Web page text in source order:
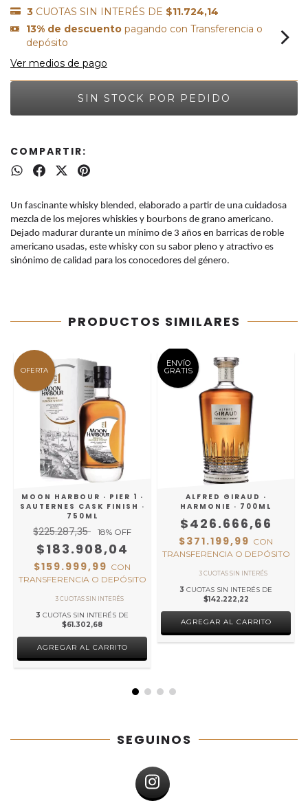
3 CUOTAS SIN INTERÉS DE $11.724,14
13% de descuento pagando con Transferencia o
depósito
Ver medios de pago
COMPARTIR:
Un fascinante whisky blended, elaborado a partir de una cuidadosa
mezcla de los mejores whiskies y bourbons de grano americano.
Dejado madurar durante un mínimo de 3 años en barricas de roble
americano usadas, este whisky con su sabor pleno y atractivo es
sinónimo de calidad para los conocedores del género.
PRODUCTOS SIMILARES
OFERTA
MOON HARBOUR · PIER 1 ·
SAUTERNES CASK FINISH ·
750ML
$225.287,35 18% OFF
$183.908,04
$159.999,99 CON
TRANSFERENCIA O DEPÓSITO
3 CUOTAS SIN INTERÉS DE
$61.302,68
ENVÍO
GRATIS
ALFRED GIRAUD ·
HARMONIE · 700ML
$426.666,66
$371.199,99 CON
TRANSFERENCIA O DEPÓSITO
3 CUOTAS SIN INTERÉS DE
$142.222,22
SEGUINOS